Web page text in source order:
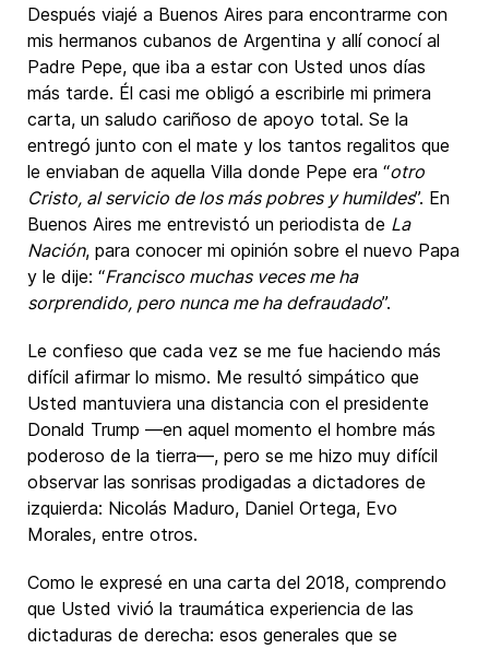
Después viajé a Buenos Aires para encontrarme con
mis hermanos cubanos de Argentina y allí conocí al
Padre Pepe, que iba a estar con Usted unos días
más tarde. Él casi me obligó a escribirle mi primera
carta, un saludo cariñoso de apoyo total. Se la
entregó junto con el mate y los tantos regalitos que
le enviaban de aquella Villa donde Pepe era “otro
Cristo, al servicio de los más pobres y humildes”. En
Buenos Aires me entrevistó un periodista de La
Nación, para conocer mi opinión sobre el nuevo Papa
y le dije: “Francisco muchas veces me ha
sorprendido, pero nunca me ha defraudado”.
Le confieso que cada vez se me fue haciendo más
difícil afirmar lo mismo. Me resultó simpático que
Usted mantuviera una distancia con el presidente
Donald Trump —en aquel momento el hombre más
poderoso de la tierra—, pero se me hizo muy difícil
observar las sonrisas prodigadas a dictadores de
izquierda: Nicolás Maduro, Daniel Ortega, Evo
Morales, entre otros.
Como le expresé en una carta del 2018, comprendo
que Usted vivió la traumática experiencia de las
dictaduras de derecha: esos generales que se